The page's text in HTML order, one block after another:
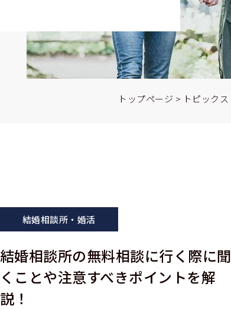
トップページ > トピックス
結婚相談所・婚活
結婚相談所の無料相談に行く際に聞
くことや注意すべきポイントを解
説！